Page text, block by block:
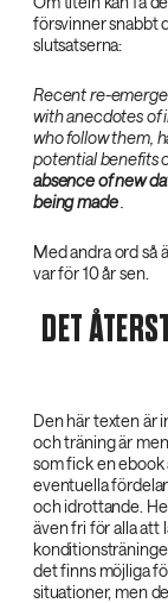
försvinner snabbt
slutsatserna:
Recent re-
with anecdotes of
who follow them,
potential benefits
absence of new
being made‌.‌
Med andra ord så
var för 10 år sen.
DET
Den här texten är
och träning är
som fick en ebook
eventuella
och idrottande.
även fri för alla att
det finns möjliga
situationer, men